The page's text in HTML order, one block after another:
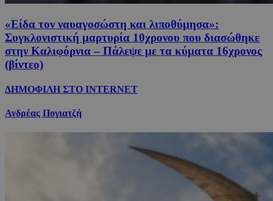
«Είδα τον ναυαγοσώστη και λιποθύμησα»:
Συγκλονιστική μαρτυρία 10χρονου που διασώθηκε
στην Καλιφόρνια – Πάλεψε με τα κύματα 16χρονος
(βίντεο)
ΔΗΜΟΦΙΛΗ ΣΤΟ INTERNET
Ανδρέας Πογιατζή